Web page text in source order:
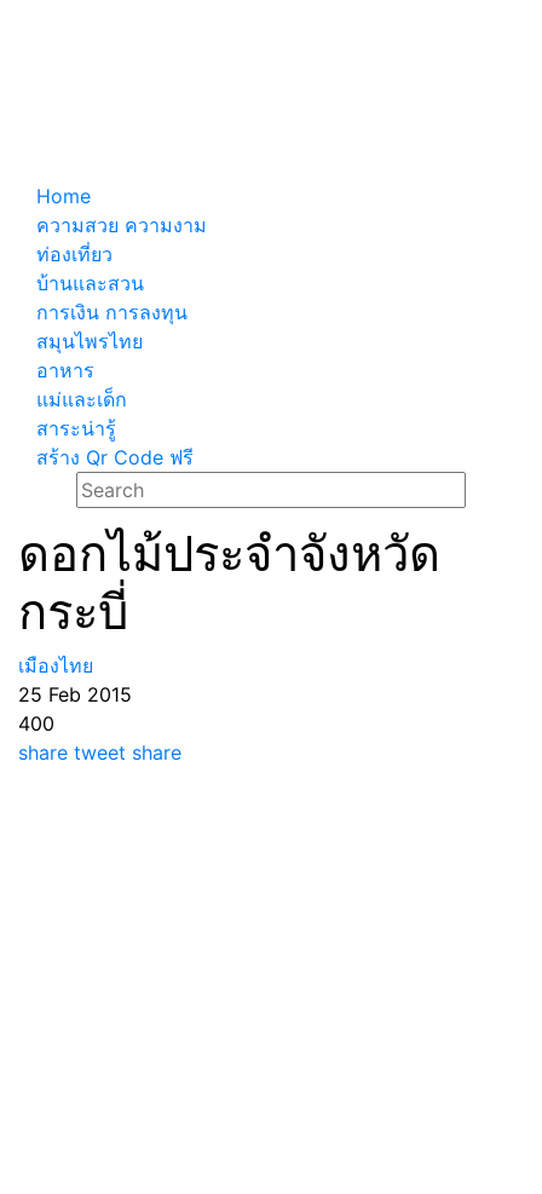
Home
ความสวย ความงาม
ท่องเที่ยว
บ้านและสวน
การเงิน การลงทุน
สมุนไพรไทย
อาหาร
แม่และเด็ก
สาระน่ารู้
สร้าง Qr Code ฟรี
ดอกไม้ประจำจังหวัด
กระบี่
เมืองไทย
25 Feb 2015
400
share tweet share